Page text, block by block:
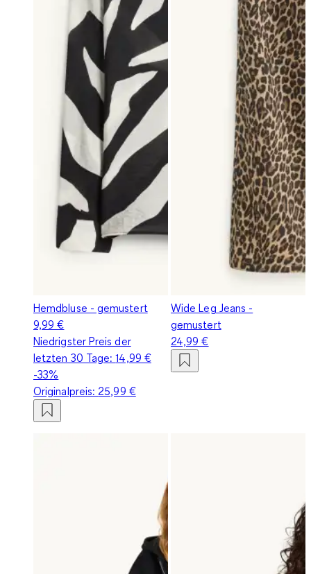
Hemdbluse - gemustert
9,99 €
Niedrigster Preis der
letzten 30 Tage:14,99 €
-33%
Originalpreis: 25,99 €
Wide Leg Jeans -
gemustert
24,99 €